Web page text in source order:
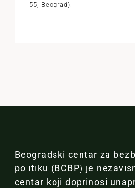
55, Beograd).
Beogradski centar za
politiku (BCBP) je
centar koji doprinosi